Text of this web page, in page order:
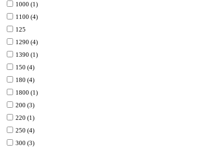
1000 (1)
1100 (4)
125
1290 (4)
1390 (1)
150 (4)
180 (4)
1800 (1)
200 (3)
220 (1)
250 (4)
300 (3)